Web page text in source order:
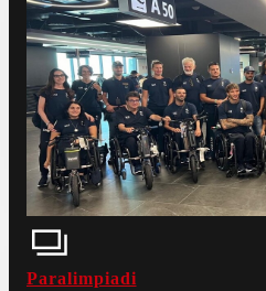
Paralimpiadi